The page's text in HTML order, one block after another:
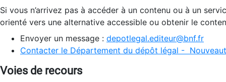
Si vous n’arrivez pas à accéder à un contenu ou à un
orienté vers une alternative accessible ou obtenir le
Envoyer un message : depotlegal.editeur@bnf.fr
Contacter le Département du dépôt légal -
Voies de recours